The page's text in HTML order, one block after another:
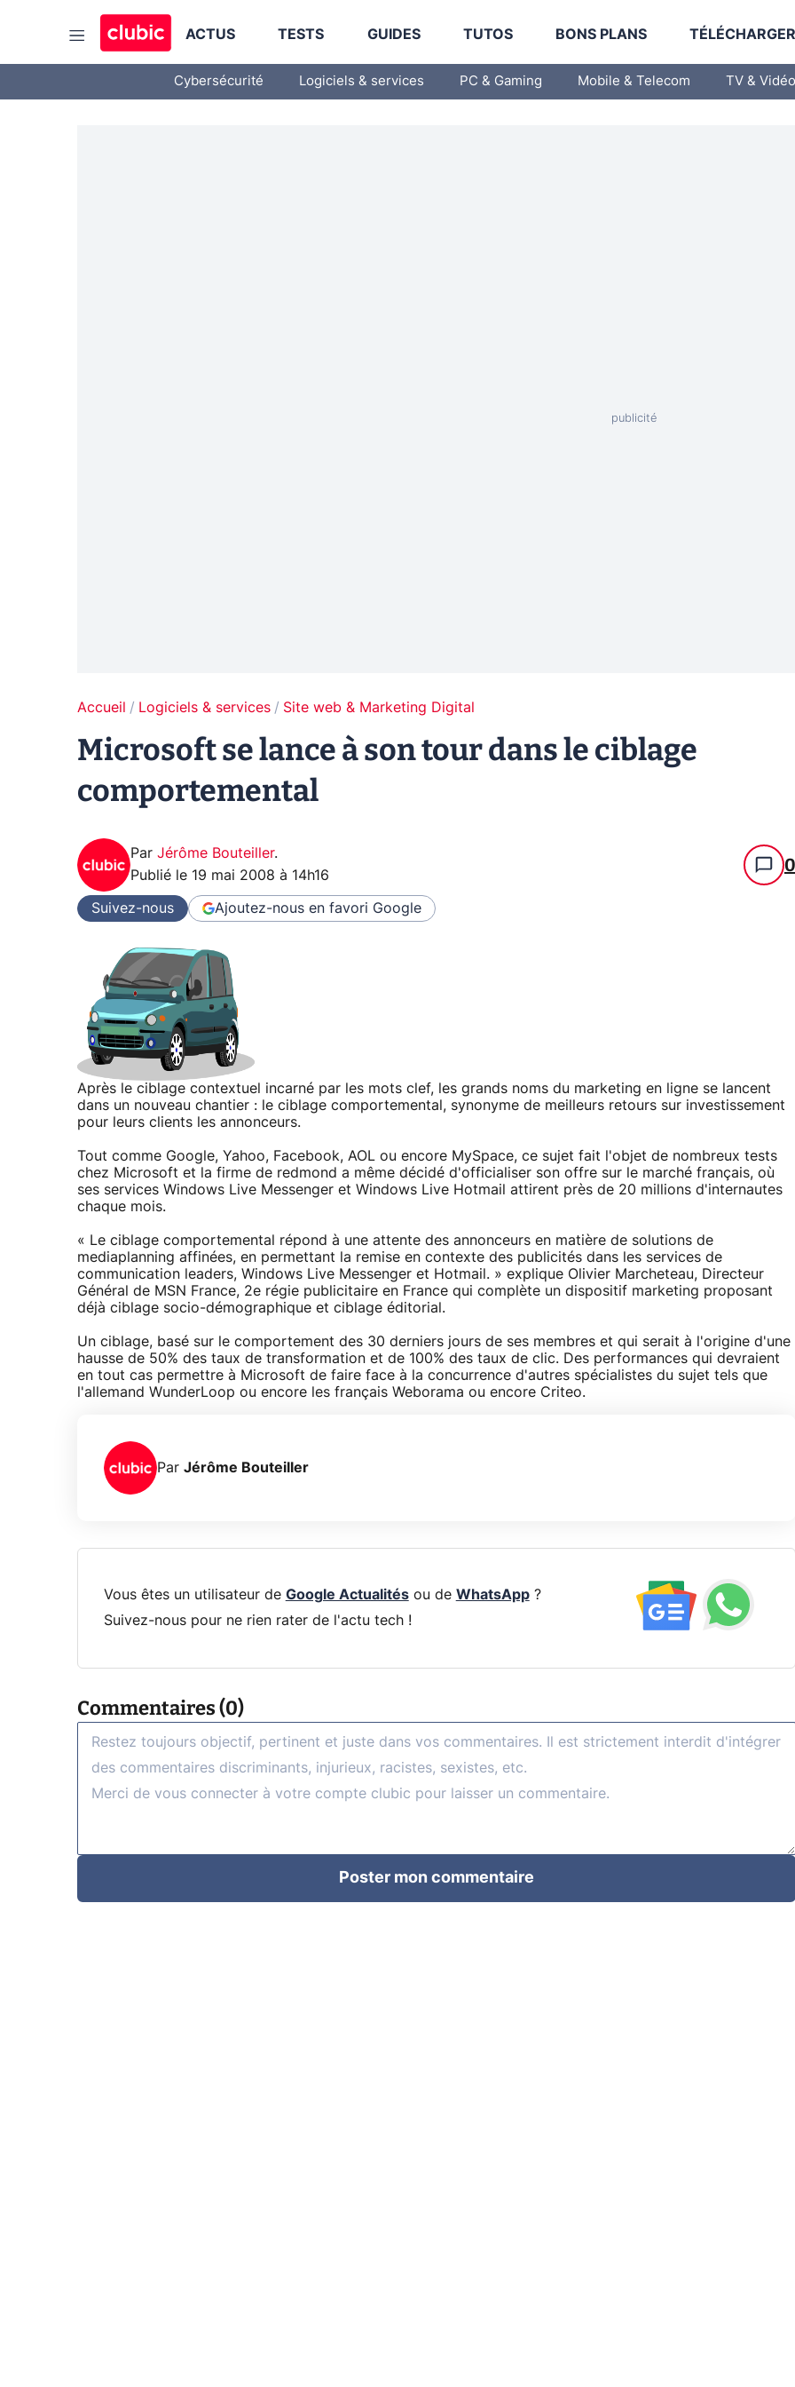
ACTUS TESTS GUIDES TUTOS BONS PLANS
Cybersécurité Logiciels & services PC & Gaming Mobile & Telecom TV & Vidéo
Accueil Logiciels & services Site web & Marketing Digital
Microsoft se lance à son tour dans le ciblage
comportemental
Par Jérôme Bouteiller.
Publié le 19 mai 2008 à 14h16 0
Suivez-nous Ajoutez-nous en favori Google
Après le ciblage contextuel incarné par les mots clef, les grands noms du marketing en ligne se lancent
dans un nouveau chantier : le ciblage comportemental, synonyme de meilleurs retours sur investissement
pour leurs clients les annonceurs.
Tout comme Google, Yahoo, Facebook, AOL ou encore MySpace, ce sujet fait l'objet de nombreux tests
chez Microsoft et la firme de redmond a même décidé d'officialiser son offre sur le marché français, où
ses services Windows Live Messenger et Windows Live Hotmail attirent près de 20 millions d'internautes
chaque mois.
« Le ciblage comportemental répond à une attente des annonceurs en matière de solutions de
mediaplanning affinées, en permettant la remise en contexte des publicités dans les services de
communication leaders, Windows Live Messenger et Hotmail. » explique Olivier Marcheteau, Directeur
Général de MSN France, 2e régie publicitaire en France qui complète un dispositif marketing proposant
déjà ciblage socio-démographique et ciblage éditorial.
Un ciblage, basé sur le comportement des 30 derniers jours de ses membres et qui serait à l'origine d'une
hausse de 50% des taux de transformation et de 100% des taux de clic. Des performances qui devraient
en tout cas permettre à Microsoft de faire face à la concurrence d'autres spécialistes du sujet tels que
l'allemand WunderLoop ou encore les français Weborama ou encore Criteo.
Par Jérôme Bouteiller
Vous êtes un utilisateur de Google Actualitésou de WhatsApp?
Suivez-nous pour ne rien rater de l'actu tech !
Commentaires (0)
Poster mon commentaire